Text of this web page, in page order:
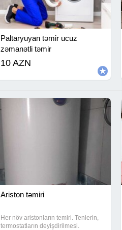
Paltaryuyan təmir ucuz
zəmanətli təmir
10 AZN
Ariston təmiri
Her növ aristonların temiri. Tenlerin,
termostatların deyişdirilmesi.